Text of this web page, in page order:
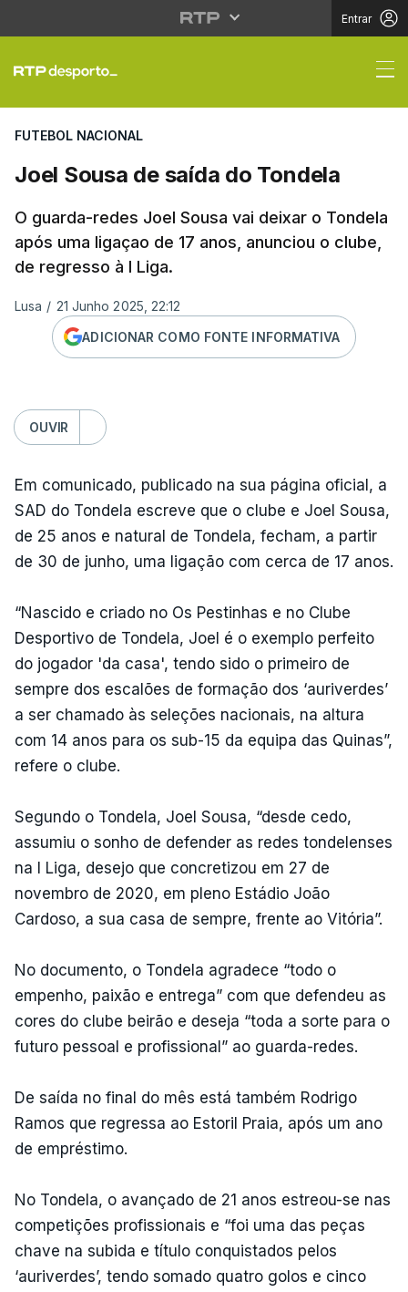
Entrar
Joel Sousa de saída
FUTEBOL NACIONAL
Joel Sousa de saída do Tondela
O guarda-redes Joel Sousa vai deixar o Tondela
após uma ligaçao de 17 anos, anunciou o clube,
de regresso à I Liga.
Lusa / 21 Junho 2025, 22:12
ADICIONAR COMO FONTE INFORMATIVA
OUVIR
Em comunicado, publicado na sua página oficial, a
SAD do Tondela escreve que o clube e Joel Sousa,
de 25 anos e natural de Tondela, fecham, a partir
de 30 de junho, uma ligação com cerca de 17 anos.
“Nascido e criado no Os Pestinhas e no Clube
Desportivo de Tondela, Joel é o exemplo perfeito
do jogador 'da casa', tendo sido o primeiro de
sempre dos escalões de formação dos ‘auriverdes’
a ser chamado às seleções nacionais, na altura
com 14 anos para os sub-15 da equipa das Quinas”,
refere o clube.
Segundo o Tondela, Joel Sousa, “desde cedo,
assumiu o sonho de defender as redes tondelenses
na I Liga, desejo que concretizou em 27 de
novembro de 2020, em pleno Estádio João
Cardoso, a sua casa de sempre, frente ao Vitória”.
No documento, o Tondela agradece “todo o
empenho, paixão e entrega” com que defendeu as
cores do clube beirão e deseja “toda a sorte para o
futuro pessoal e profissional” ao guarda-redes.
De saída no final do mês está também Rodrigo
Ramos que regressa ao Estoril Praia, após um ano
de empréstimo.
No Tondela, o avançado de 21 anos estreou-se nas
competições profissionais e “foi uma das peças
chave na subida e título conquistados pelos
‘auriverdes’, tendo somado quatro golos e cinco